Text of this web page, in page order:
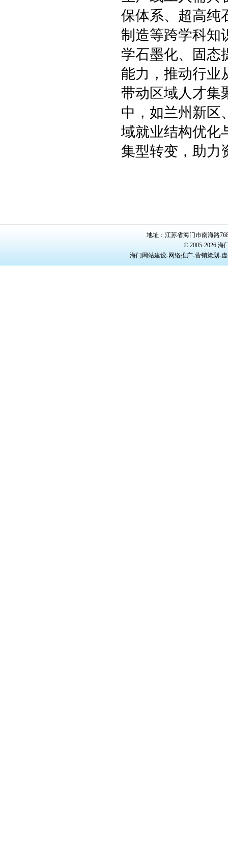
保体系、超高纯
制造等跨学科知
学石墨化、固态
能力，推动行业
带动区域人才集
中，如兰州新区
域就业结构优化
集型转变，助力
地址：江苏省海门市南海路
© 2005-2026
海门网站建设-网络推广-营销策划-